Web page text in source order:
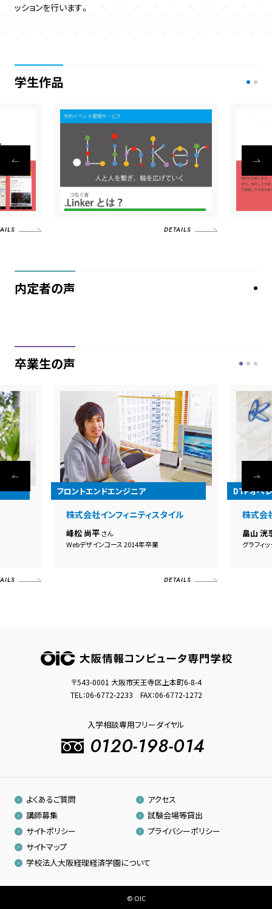
ッションを行います。
学生作品
DETAILS
内定者の声
卒業生の声
フロントエンドエンジニア
株式会社インフィニティスタイル
峰松 尚平さん
Webデザインコース 2014年卒業
DETAILS
DTPオペ
株式会
畠山 洸
グラフィ
〒543-0001 大阪市天王寺区上本町6-8-4
TEL：06-6772-2233 FAX：06-6772-1272
入学相談専用フリーダイヤル
0120-198-014
よくあるご質問
アクセス
講師募集
試験会場等貸出
サイトポリシー
プライバシーポリシー
サイトマップ
学校法人大阪経理経済学園について
© OIC